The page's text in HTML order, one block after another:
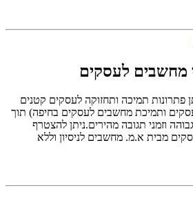
מחשבים לעסקים
תמיכה ותחזוקה לעסקים קטנים
ותמיכת מחשבים לעסקים בחיפה) תוך
וזמני תגובה מהירים.ניתן להצטרף
מבית א.מ. מחשבים לניסיון וללא